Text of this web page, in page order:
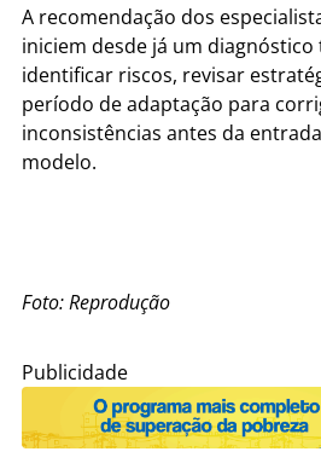
A recomendação dos
iniciem desde já um
identificar riscos, revisar
período de adaptação para
inconsistências antes da
modelo.
Foto: Reprodução
Publicidade